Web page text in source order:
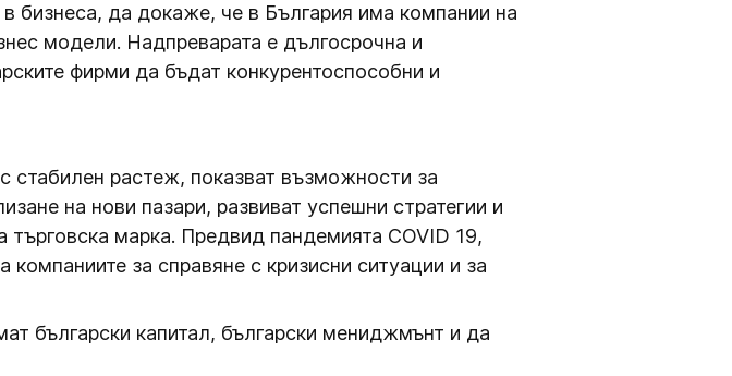
бизнеса, да докаже, че в България има компании на
модели. Надпреварата е дългосрочна и
фирми да бъдат конкурентоспособни и
стабилен растеж, показват възможности за
на нови пазари, развиват успешни стратегии и
марка. Предвид пандемията COVID 19,
за справяне с кризисни ситуации и за
български капитал, български мениджмънт и да